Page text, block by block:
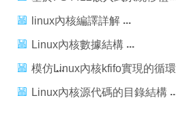
（8） linux內核調試之printk
linux內核編譯詳解
Linux內核數據結構
模仿Linux內核kfifo實現的循環
緩存
Linux內核源代碼的目錄結構